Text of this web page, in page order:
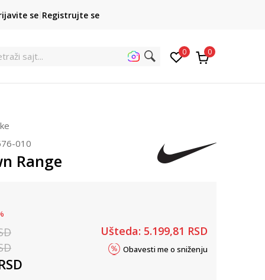
POZOVITE NAS
011 422 1422
se Registrujte se
0 0
010
Range
Ušteda: 5.199,81 RSD
Obavesti me o sniženju